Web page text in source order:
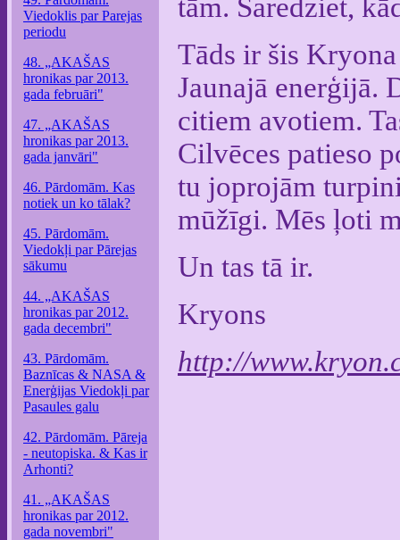
Viedoklis par Parejas
periodu
48. „AKAŠAS
hronikas par 2013.
gada februāri"
47. „AKAŠAS
hronikas par 2013.
gada janvāri"
46. Pārdomām. Kas
notiek un ko tālak?
45. Pārdomām.
Viedokļi par Pārejas
sākumu
44. „AKAŠAS
hronikas par 2012.
gada decembri"
43. Pārdomām.
Baznīcas & NASA &
Enerģijas Viedokļi par
Pasaules galu
42. Pārdomām. Pāreja
- neutopiska. & Kas ir
Arhonti?
41. „AKAŠAS
hronikas par 2012.
gada novembri"
tām. Saredziet,
Tāds ir šis
Jaunajā enerģijā.
citiem avotiem.
Cilvēces patieso
tu joprojām
mūžīgi. Mēs ļoti
Un tas tā ir.
Kryons
http://